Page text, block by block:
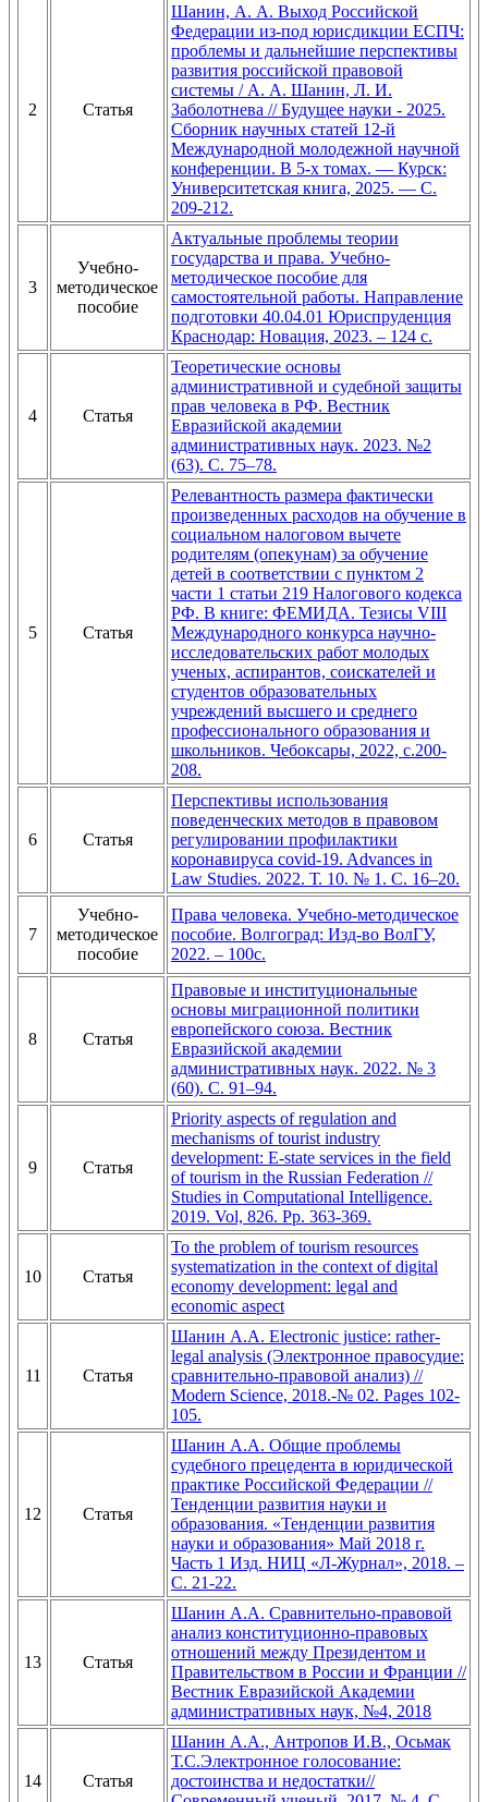
2 Статья
Шанин, А. А. Выход Российской
Федерации из-под юрисдикции ЕСПЧ:
проблемы и дальнейшие перспективы
развития российской правовой
системы / А. А. Шанин, Л. И.
Заболотнева // Будущее науки - 2025.
Сборник научных статей 12-й
Международной молодежной научной
конференции. В 5-х томах. — Курск:
Университетская книга, 2025. — С.
209-212.
3
Учебно-
методическое
пособие
Актуальные проблемы теории
государства и права. Учебно-
методическое пособие для
самостоятельной работы. Направление
подготовки 40.04.01 Юриспруденция
Краснодар: Новация, 2023. – 124 c.
4 Статья
Теоретические основы
административной и судебной защиты
прав человека в РФ. Вестник
Евразийской академии
административных наук. 2023. №2
(63). С. 75–78.
5 Статья
Релевантность размера фактически
произведенных расходов на обучение в
социальном налоговом вычете
родителям (опекунам) за обучение
детей в соответствии с пунктом 2
части 1 статьи 219 Налогового кодекса
РФ. В книге: ФЕМИДА. Тезисы VIII
Международного конкурса научно-
исследовательских работ молодых
ученых, аспирантов, соискателей и
студентов образовательных
учреждений высшего и среднего
профессионального образования и
школьников. Чебоксары, 2022, с.200-
208.
6 Статья
Перспективы использования
поведенческих методов в правовом
регулировании профилактики
коронавируса covid-19. Advances in
Law Studies. 2022. Т. 10. № 1. С. 16–20.
7
Учебно-
методическое
пособие
Права человека. Учебно-методическое
пособие. Волгоград: Изд-во ВолГУ,
2022. – 100с.
8 Статья
Правовые и институциональные
основы миграционной политики
европейского союза. Вестник
Евразийской академии
административных наук. 2022. № 3
(60). С. 91–94.
9 Статья
Priority aspects of regulation and
mechanisms of tourist industry
development: E-state services in the field
of tourism in the Russian Federation //
Studies in Computational Intelligence.
2019. Vol, 826. Pp. 363-369.
10 Статья
To the problem of tourism resources
systematization in the context of digital
economy development: legal and
economic aspect
11 Статья
Шанин А.А. Electronic justice: rather-
legal analysis (Электронное правосудие:
сравнительно-правовой анализ) //
Modern Science, 2018.-№ 02. Pages 102-
105.
12 Статья
Шанин А.А. Общие проблемы
судебного прецедента в юридической
практике Российской Федерации //
Тенденции развития науки и
образования. «Тенденции развития
науки и образования» Май 2018 г.
Часть 1 Изд. НИЦ «Л-Журнал», 2018. –
С. 21-22.
13 Статья
Шанин А.А. Сравнительно-правовой
анализ конституционно-правовых
отношений между Президентом и
Правительством в России и Франции //
Вестник Евразийской Академии
административных наук, №4, 2018
14 Статья
Шанин А.А., Антропов И.В., Осьмак
Т.С.Электронное голосование:
достоинства и недостатки//